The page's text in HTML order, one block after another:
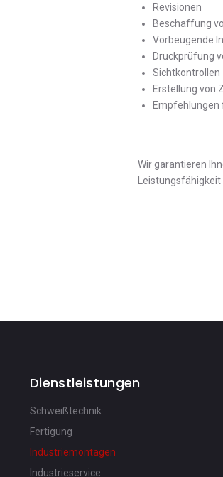
Revisionen
Beschaffung
Vorbeugende
Druckprüfung
Sichtkontrollen
Erstellung von
Empfehlungen
Wir garantieren
Dienstleistungen
Schweißtechnik
Fertigung
Industriemontagen
Industrieservice